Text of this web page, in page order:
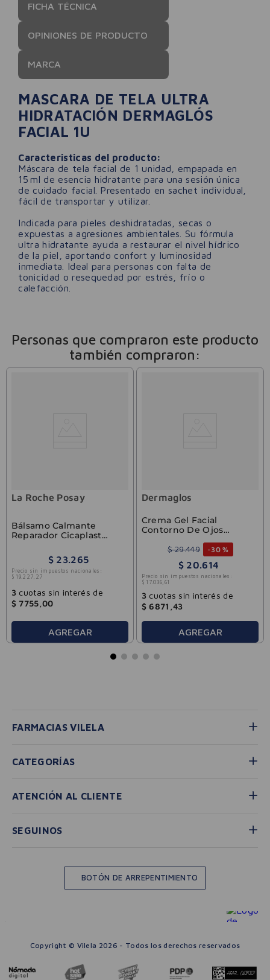
FICHA TÉCNICA
OPINIONES DE PRODUCTO
MARCA
MASCARA DE TELA ULTRA
HIDRATACIÓN DERMAGLÓS
FACIAL 1U
Caracteristicas del producto:
Máscara de tela facial de 1 unidad, empapada en
15 ml de esencia hidratante para una sesión única
de cuidado facial. Presentado en sachet individual,
fácil de transportar y utilizar.
Indicada para pieles deshidratadas, secas o
expuestas a agresiones ambientales. Su fórmula
ultra hidratante ayuda a restaurar el nivel hídrico
de la piel, aportando confort y luminosidad
inmediata. Ideal para personas con falta de
tonicidad o resequedad por estrés, frío o
calefacción.
Personas que compraron este producto
también compraron:
La Roche Posay
Bálsamo Calmante
Reparador Cicaplast
Posay 15ml
$ 23 265
Precio sin impuestos nacionales:
$ 19. 227 27
3cuotas sin interés de
$ 7755 00
AGREGAR
Dermaglos
Crema Gel Facial
Contorno De Ojos
Hidratación 15gr
$ 29.449 -30 %
$ 20.614
Precio sin impuestos nacionales:
$ 17.036 61
3cuotas sin interés de
$ 6871 43
AGREGAR
FARMACIAS VILELA
CATEGORÍAS
ATENCIÓN AL CLIENTE
SEGUINOS
BOTÓN DE ARREPENTIMIENTO
Copyright © Vilela 2026 - Todos los derechos reservados